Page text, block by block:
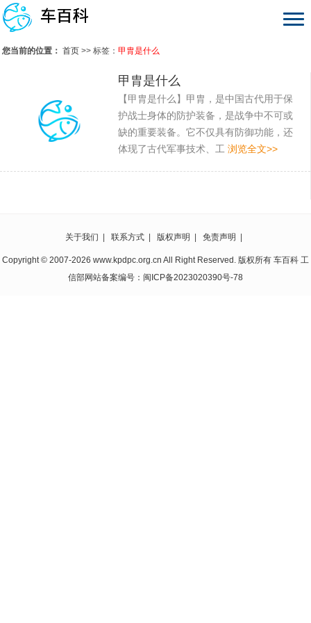
您当前的位置： 首页 >> 标签： 甲胄是什么
甲胄是什么
【甲胄是什么】甲胄，是中国古代用于保
护战士身体的防护装备，是战争中不可或
缺的重要装备。它不仅具有防御功能，还
体现了古代军事技术、工 浏览全文>>
关于我们 联系方式 版权声明 免责声明
Copyright © 2007-2026 www.kpdpc.org.cn All Right Reserved. 版权所有 车百科 工
信部网站备案编号： 闽ICP备2023020390号-78